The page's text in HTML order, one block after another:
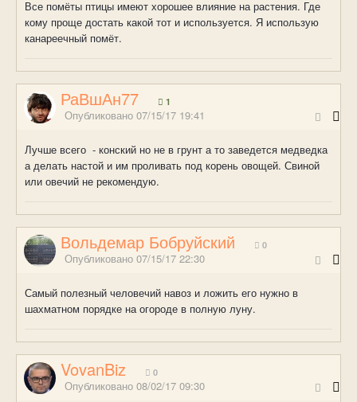
Все помёты птицы имеют хорошее влияние на растения. Где
кому проще достать какой тот и используется. Я использую
канареечный помёт.
РаВшАн77 1
Опубликовано 07/15/17 19:41
Лучше всего - конский но не в грунт а то заведется медведка
а делать настой и им проливать под корень овощей. Свиной
или овечий не рекомендую.
Вольдемар Бобруйский 0
Опубликовано 07/15/17 22:30
Самый полезный человечий навоз и ложить его нужно в
шахматном порядке на огороде в полную луну.
VovanBiz 0
Опубликовано 08/02/17 09:30